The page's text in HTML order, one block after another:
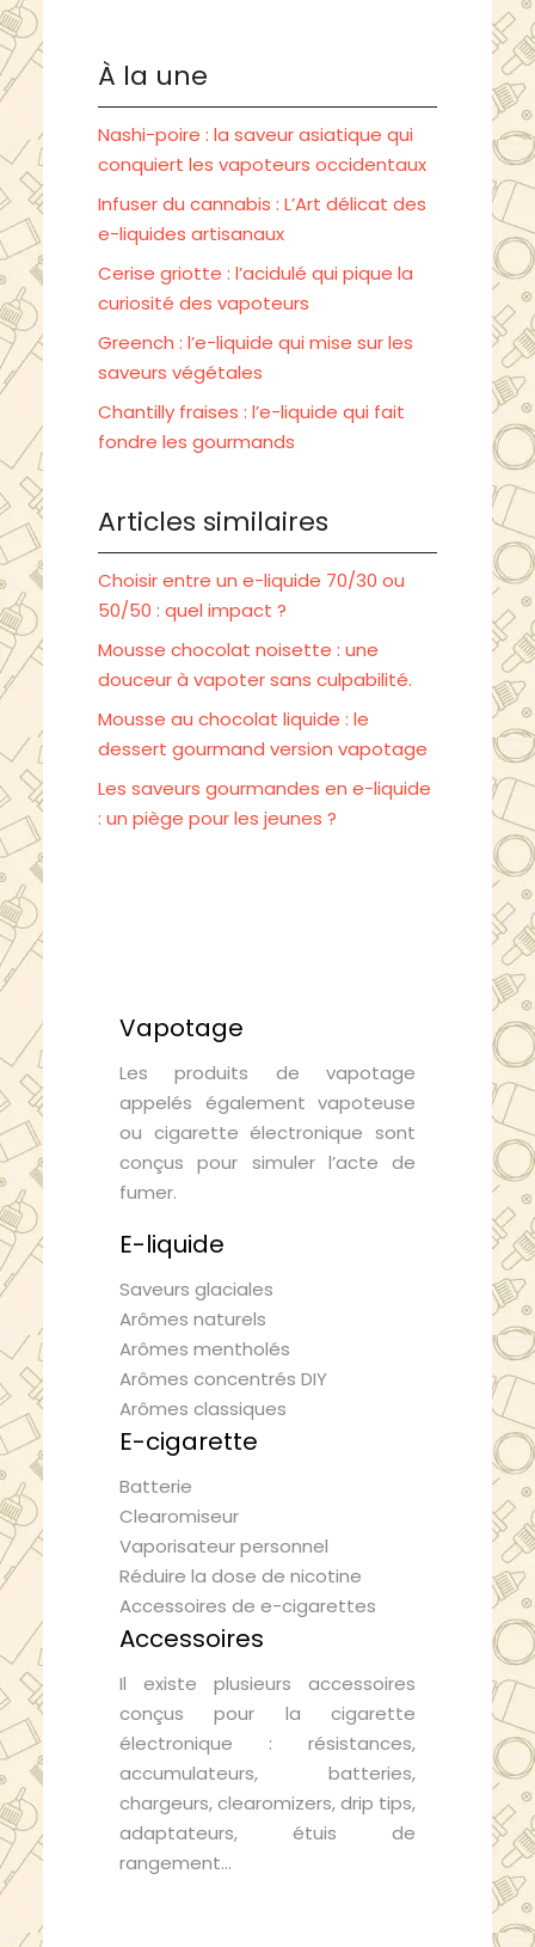
À la une
Nashi-poire : la saveur asiatique qui
conquiert les vapoteurs occidentaux
Infuser du cannabis : L’Art délicat des
e-liquides artisanaux
Cerise griotte : l’acidulé qui pique la
curiosité des vapoteurs
Greench : l’e-liquide qui mise sur les
saveurs végétales
Chantilly fraises : l’e-liquide qui fait
fondre les gourmands
Articles similaires
Choisir entre un e-liquide 70/30 ou
50/50 : quel impact ?
Mousse chocolat noisette : une
douceur à vapoter sans culpabilité.
Mousse au chocolat liquide : le
dessert gourmand version vapotage
Les saveurs gourmandes en e-liquide
: un piège pour les jeunes ?
Vapotage
Les produits de vapotage
appelés également vapoteuse
ou cigarette électronique sont
conçus pour simuler l’acte de
fumer.
E-liquide
Saveurs glaciales
Arômes naturels
Arômes mentholés
Arômes concentrés DIY
Arômes classiques
E-cigarette
Batterie
Clearomiseur
Vaporisateur personnel
Réduire la dose de nicotine
Accessoires de e-cigarettes
Accessoires
Il existe plusieurs accessoires
conçus pour la cigarette
électronique : résistances,
accumulateurs, batteries,
chargeurs, clearomizers, drip tips,
adaptateurs, étuis de
rangement…